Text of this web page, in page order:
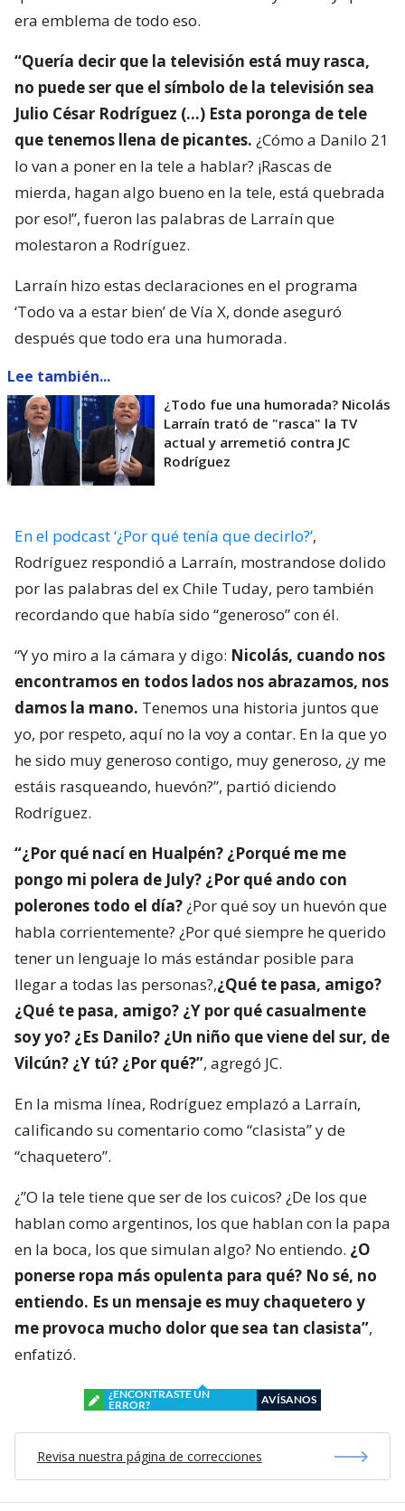
era emblema de todo eso.
“Quería decir que la televisión está muy rasca,
no puede ser que el símbolo de la televisión sea
Julio César Rodríguez (…) Esta poronga de tele
que tenemos llena de picantes. ¿Cómo a Danilo 21
lo van a poner en la tele a hablar? ¡Rascas de
mierda, hagan algo bueno en la tele, está quebrada
por eso!”, fueron las palabras de Larraín que
molestaron a Rodríguez.
Larraín hizo estas declaraciones en el programa
‘Todo va a estar bien’ de Vía X, donde aseguró
después que todo era una humorada.
Lee también...
¿Todo fue una humorada? Nicolás
Larraín trató de "rasca" la TV
actual y arremetió contra JC
Rodríguez
En el podcast ‘¿Por qué tenía que decirlo?’,
Rodríguez respondió a Larraín, mostrandose dolido
por las palabras del ex Chile Tuday, pero también
recordando que había sido “generoso” con él.
“Y yo miro a la cámara y digo: Nicolás, cuando nos
encontramos en todos lados nos abrazamos, nos
damos la mano. Tenemos una historia juntos que
yo, por respeto, aquí no la voy a contar. En la que yo
he sido muy generoso contigo, muy generoso, ¿y me
estáis rasqueando, huevón?”, partió diciendo
Rodríguez.
“¿Por qué nací en Hualpén? ¿Porqué me me
pongo mi polera de July? ¿Por qué ando con
polerones todo el día?¿Por qué soy un huevón que
habla corrientemente? ¿Por qué siempre he querido
tener un lenguaje lo más estándar posible para
llegar a todas las personas?,¿Qué te pasa, amigo?
¿Qué te pasa, amigo? ¿Y por qué casualmente
soy yo? ¿Es Danilo? ¿Un niño que viene del sur, de
Vilcún? ¿Y tú? ¿Por qué?”, agregó JC.
En la misma línea, Rodríguez emplazó a Larraín,
calificando su comentario como “clasista” y de
“chaquetero”.
¿”O la tele tiene que ser de los cuicos? ¿De los que
hablan como argentinos, los que hablan con la papa
en la boca, los que simulan algo? No entiendo. ¿O
ponerse ropa más opulenta para qué? No sé, no
entiendo. Es un mensaje es muy chaquetero y
me provoca mucho dolor que sea tan clasista”,
enfatizó.
¿ENCONTRASTE UN
ERROR?
AVÍSANOS
Revisa nuestra página de correcciones